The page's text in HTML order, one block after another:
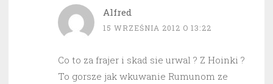
Alfred
15 WRZEŚNIA 2012 O 13:22
Co to za frajer i skad sie urwal ? Z Hoinki ?
To gorsze jak wkuwanie Rumunom ze